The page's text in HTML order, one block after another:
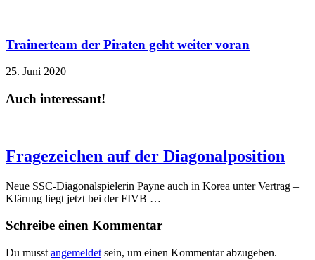
Trainerteam der Piraten geht weiter voran
25. Juni 2020
Auch interessant!
Fragezeichen auf der Diagonalposition
Neue SSC-Diagonalspielerin Payne auch in Korea unter Vertrag –
Klärung liegt jetzt bei der FIVB …
Schreibe einen Kommentar
Du musst angemeldet sein, um einen Kommentar abzugeben.